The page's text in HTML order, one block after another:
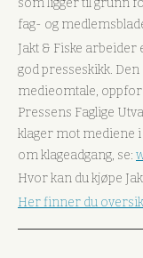
fag- og
Jakt & Fiske
god presseskikk.
medieomtale,
Pressens Faglige
klager mot mediene
om klageadgang, se:
Hvor kan du kjøpe
Her finner du